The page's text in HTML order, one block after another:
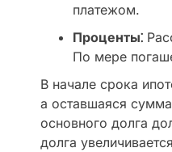
платежом.
Проценты⁚
По мере
В начале срока
а оставшаяся
основного долга
долга